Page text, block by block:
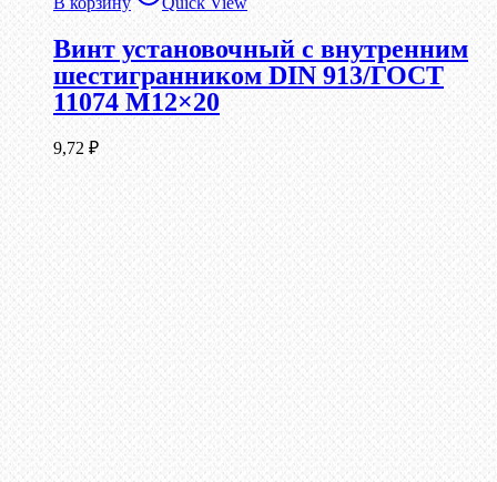
Винт установочный с внутренним
шестигранником DIN 913/ГОСТ
11074 М12×20
9,72 ₽